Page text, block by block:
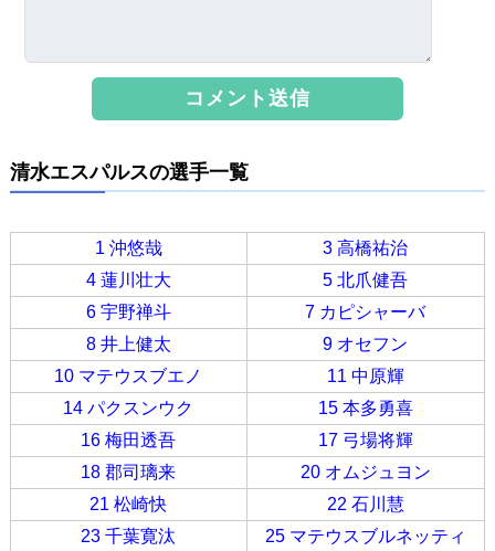
清水エスパルスの選手一覧
1 沖悠哉
3 高橋祐治
4 蓮川壮大
5 北爪健吾
6 宇野禅斗
7 カピシャーバ
8 井上健太
9 オセフン
10 マテウスブエノ
11 中原輝
14 パクスンウク
15 本多勇喜
16 梅田透吾
17 弓場将輝
18 郡司璃来
20 オムジュヨン
21 松崎快
22 石川慧
23 千葉寛汰
25 マテウスブルネッティ